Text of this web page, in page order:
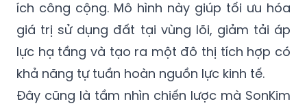
ích công cộng. Mô hình này giúp tối ưu hóa
giá trị sử dụng đất tại vùng lõi, giảm tải áp
lực hạ tầng và tạo ra một đô thị tích hợp có
khả năng tự tuần hoàn nguồn lực kinh tế.
Đây cũng là tầm nhìn chiến lược mà SonKim